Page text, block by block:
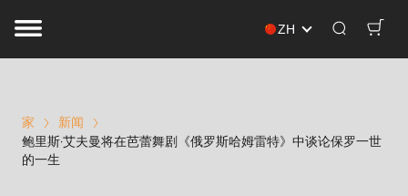
ZH
家
新闻
鲍里斯·艾夫曼将在芭蕾舞剧《俄罗斯哈姆雷特》中谈论保罗一世
的一生